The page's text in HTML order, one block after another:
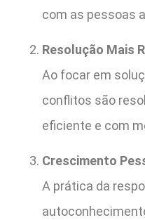
com as pessoas
Resolução Mais
Ao focar em
conflitos são
eficiente e com
Crescimento
A prática da